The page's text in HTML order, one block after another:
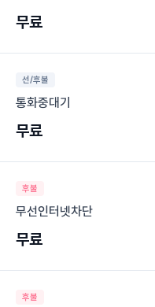
무료
선/후불
통화중대기
무료
후불
무선인터넷차단
무료
후불